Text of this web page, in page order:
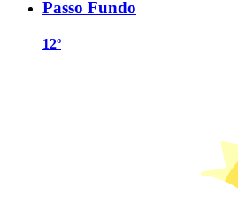
Passo Fundo
12º